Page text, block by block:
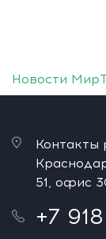
Новости
Контакты
51, офис
+7